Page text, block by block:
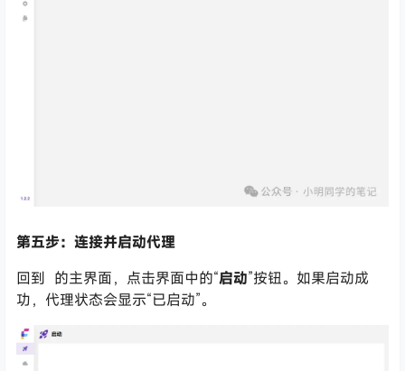
第五步：连接并启动代理
回到 的主界面，点击界面中的“启动”按钮。如果启动成
功，代理状态会显示“已启动”。